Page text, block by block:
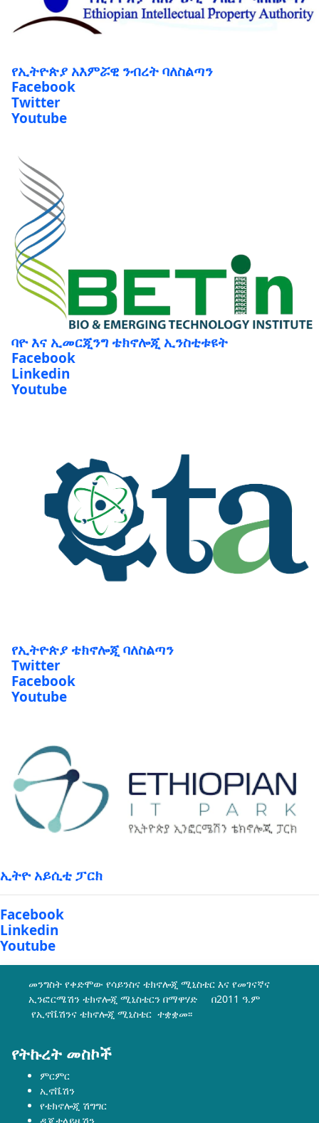
የኢትዮጵያ አእምሯዊ ንብረት ባለስልጣን
Facebook
Twitter
Youtube
ባዮ እና ኢመርጂንግ ቴክኖሎጂ ኢንስቲቱዩት
Facebook
Linkedin
Youtube
የኢትዮጵያ ቴክኖሎጂ ባለስልጣን
Twitter
Facebook
Youtube
ኢትዮ አይሲቲ ፓርክ
Facebook
Linkedin
Youtube
መንግስት የቀድሞው የሳይንስና ቴክኖሎጂ ሚኒስቴር እና የመገናኛና
ኢንፎርሜሽን ቴክኖሎጂ ሚኒስቴርን በማዋሃድ በ2011 ዓ.ም
የኢኖቬሽንና ቴክኖሎጂ ሚኒስቴር ተቋቋመ፡፡
የትኩረት መስኮች
ምርምር
ኢኖቬሽን
የቴክኖሎጂ ሽግግር